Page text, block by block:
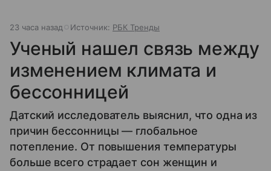
23 часа назад Источник: РБК Тренды
Ученый нашел связь между
изменением климата и
бессонницей
Датский исследователь выяснил, что одна из
причин бессонницы — глобальное
потепление. От повышения температуры
больше всего страдает сон женщин и